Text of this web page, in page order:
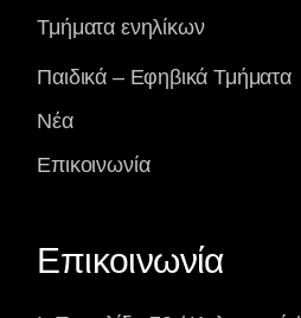
Τμήματα ενηλίκων
Παιδικά – Εφηβικά Τμήματα
Νέα
Επικοινωνία
Επικοινωνία